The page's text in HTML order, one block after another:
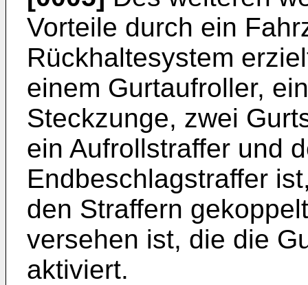
Vorteile durch ein
Rückhaltesystem
einem Gurtaufroller,
Steckzunge, zwei
ein Aufrollstraffer und
Endbeschlagstraffer
den Straffern
versehen ist, die die
aktiviert.